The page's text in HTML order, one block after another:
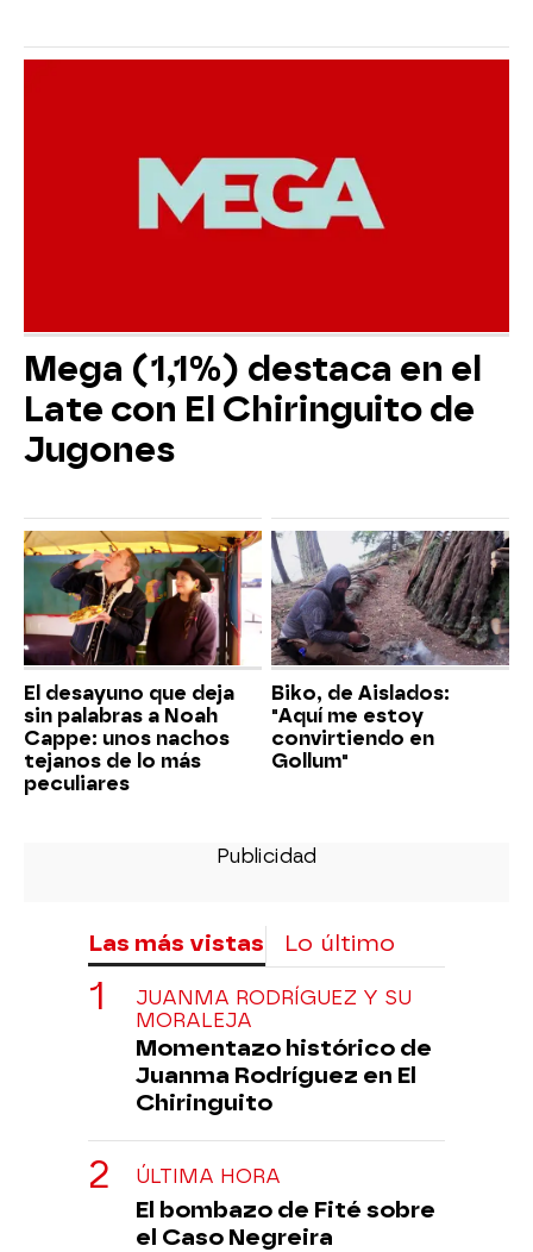
Mega (1,1%) destaca en el
Late con El Chiringuito de
Jugones
El desayuno que deja
sin palabras a Noah
Cappe: unos nachos
tejanos de lo más
peculiares
Biko, de Aislados:
"Aquí me estoy
convirtiendo en
Gollum"
Las más vistas Lo último
JUANMA RODRÍGUEZ Y SU
MORALEJA
Momentazo histórico de
Juanma Rodríguez en El
Chiringuito
ÚLTIMA HORA
El bombazo de Fité sobre
el Caso Negreira